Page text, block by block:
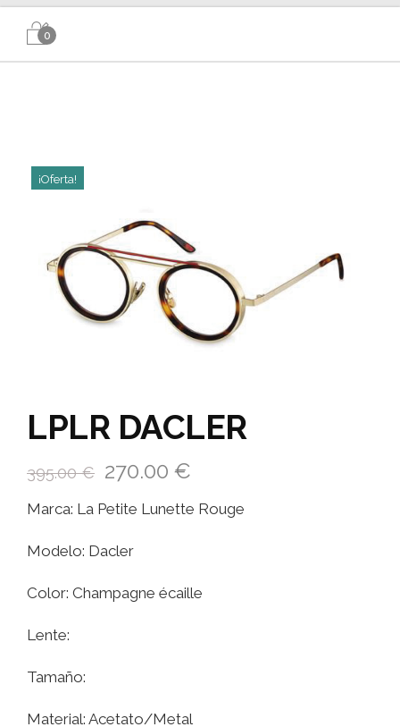
0
¡Oferta!
LPLR DACLER
395.00€ 270.00 €
Marca: La Petite Lunette Rouge
Modelo: Dacler
Color: Champagne écaille
Lente:
Tamaño:
Material: Acetato/Metal